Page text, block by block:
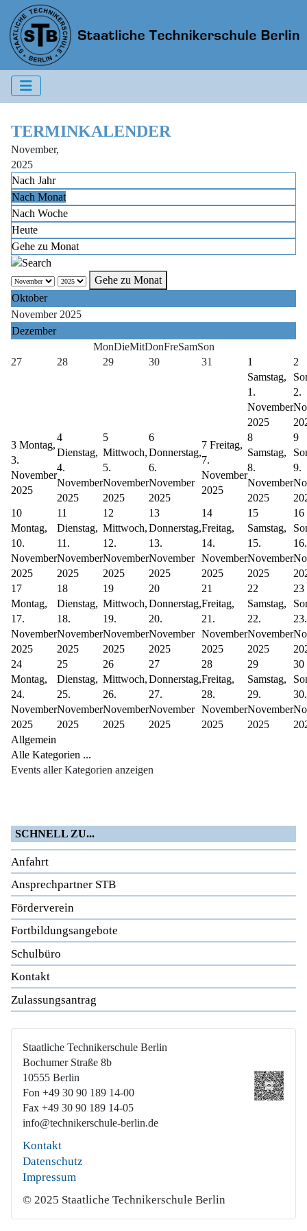
TERMINKALENDER
November,
2025
Nach Jahr
Nach Monat
Nach Woche
Heute
Gehe zu Monat
Gehe zu Monat
Oktober
November 2025
Dezember
MonDieMitDonFreSamSon
27
28 29 30 31
1
Samstag,
1.
November
2025
2
2.
3 Montag,
3.
November
2025
4
Dienstag,
4.
November
2025
5
Mittwoch,
5.
November
2025
6
Donnerstag,
6.
November
2025
7 Freitag,
7.
November
2025
8
Samstag,
8.
November
2025
9
9.
10
Montag,
10.
November
2025
11
Dienstag,
11.
November
2025
12
Mittwoch,
12.
November
2025
13
Donnerstag,
13.
November
2025
14
Freitag,
14.
November
2025
15
Samstag,
15.
November
2025
16
16.
17
Montag,
17.
November
2025
18
Dienstag,
18.
November
2025
19
Mittwoch,
19.
November
2025
20
Donnerstag,
20.
November
2025
21
Freitag,
21.
November
2025
22
Samstag,
22.
November
2025
23
23.
24
Montag,
24.
November
2025
25
Dienstag,
25.
November
2025
26
Mittwoch,
26.
November
2025
27
Donnerstag,
27.
November
2025
28
Freitag,
28.
November
2025
29
Samstag,
29.
November
2025
30
30.
Allgemein
Alle Kategorien ...
Events aller Kategorien anzeigen
SCHNELL ZU...
Anfahrt
Ansprechpartner STB
Förderverein
Fortbildungsangebote
Schulbüro
Kontakt
Zulassungsantrag
Staatliche Technikerschule Berlin
Bochumer Straße 8b
10555 Berlin
Fon +49 30 90 189 14-00
Fax +49 30 90 189 14-05
info@technikerschule-berlin.de
Kontakt
Datenschutz
Impressum
© 2025 Staatliche Technikerschule Berlin